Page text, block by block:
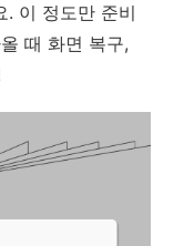
. 이 정도만 준비
때 화면 복구,